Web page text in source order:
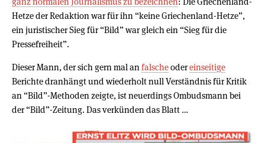
Hetze der Redaktion war für ihn “keine Griechenland-Hetze”,
ein juristischer Sieg für “Bild” war gleich ein “Sieg für die
Pressefreiheit”.
Dieser Mann, der sich gern mal anfalscheodereinseitige
Berichte dranhängt und wiederholt null Verständnis für Kritik
an “Bild”-Methoden zeigte, ist neuerdings Ombudsmann bei
der “Bild”-Zeitung. Das verkünden das Blatt …